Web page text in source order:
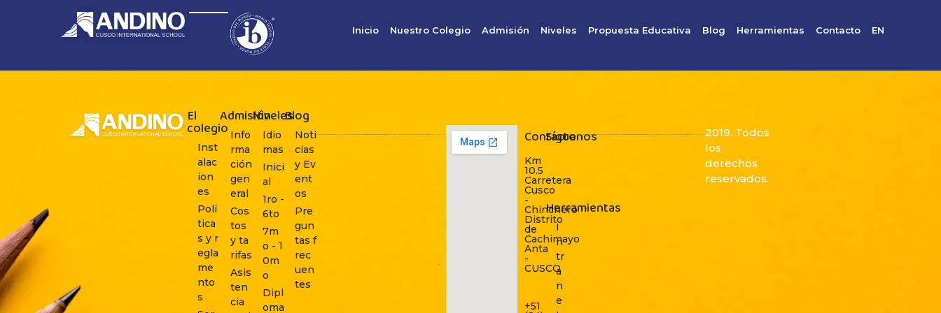
Inicio Nuestro Colegio Admisión Niveles Propuesta Educativa Blog Herramientas Contacto EN
Sergio Prieto
El
colegio
Inst
alac
ion
es
Polí
tica
s y r
egla
me
nto
s
Admisión
Info
rma
ción
gen
eral
Cos
tos
y ta
rifas
Asis
ten
cia
Niveles
Idio
mas
Inici
al
1ro -
6to
7m
o - 1
0m
o
Dipl
oma
Blog
Noti
cias
y Ev
ent
os
Pre
gun
tas f
rec
uen
tes
Contacto
Km
10.5
Carretera
Cusco
-
Chinchero
Distrito
de
Cachimayo
Anta
-
CUSCO
+51
Síguenos
Herramientas
I
n
tr
a
n
e
2019. Todos
los
derechos
reservados.